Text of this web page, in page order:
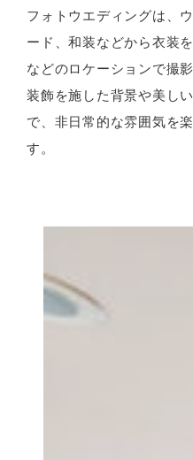
フォトウエディングは、
ード、和装などから衣装
などのロケーションで撮
装飾を施した背景や美し
で、非日常的な雰囲気を
す。